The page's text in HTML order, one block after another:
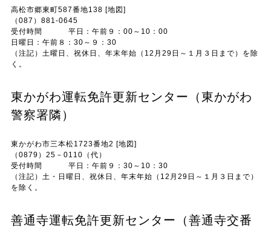
高松市郷東町587番地138 [地図]
（087）881-0645
受付時間 平日：午前９：00～10：00
日曜日：午前８：30～９：30
（注記）土曜日、祝休日、年末年始（12月29日～１月３日まで）を除
く。
東かがわ運転免許更新センター（東かがわ
警察署隣）
東かがわ市三本松1723番地2 [地図]
（0879）25－0110（代）
受付時間 平日：午前９：30～10：30
（注記）土・日曜日、祝休日、年末年始（12月29日～１月３日まで）
を除く。
善通寺運転免許更新センター（善通寺交番